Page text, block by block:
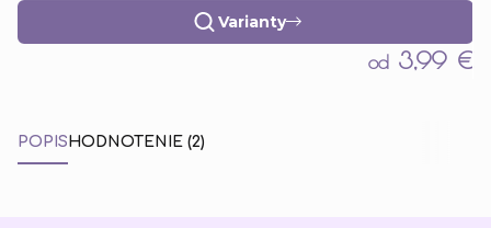
od 3,99 €
Varianty
POPIS HODNOTENIE (2)